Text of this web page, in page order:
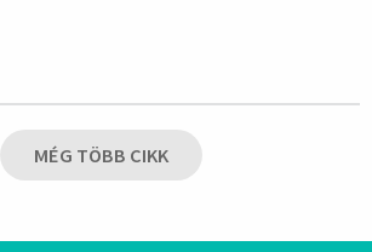
MÉG TÖBB CIKK